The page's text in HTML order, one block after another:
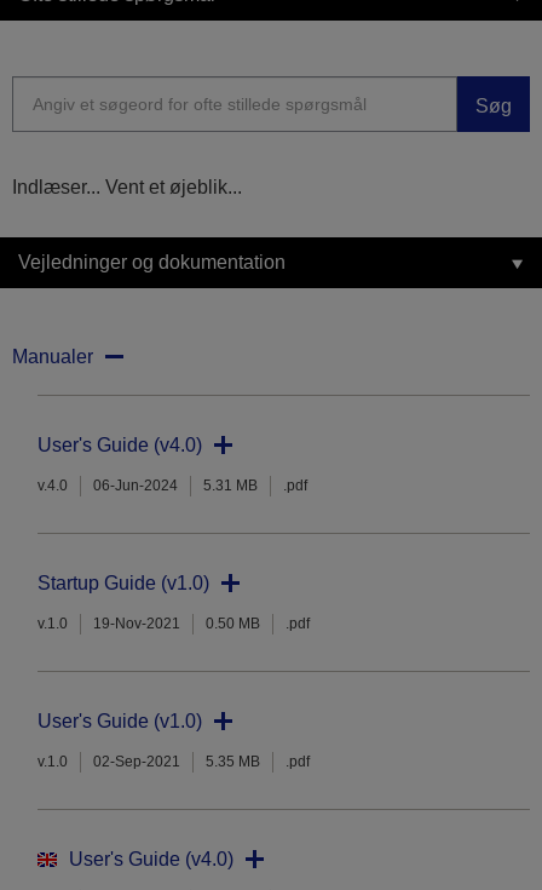
Søg
Indlæser... Vent et øjeblik...
Vejledninger og dokumentation
Manualer
User's Guide (v4.0)
v.4.0 06-Jun-2024 5.31 MB .pdf
Startup Guide (v1.0)
v.1.0 19-Nov-2021 0.50 MB .pdf
User's Guide (v1.0)
v.1.0 02-Sep-2021 5.35 MB .pdf
User's Guide (v4.0)